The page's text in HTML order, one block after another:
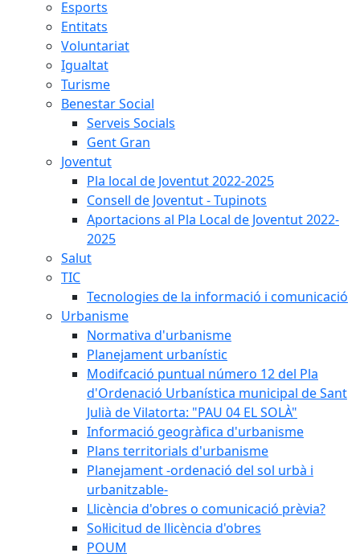
Esports
Entitats
Voluntariat
Igualtat
Turisme
Benestar Social
Serveis Socials
Gent Gran
Joventut
Pla local de Joventut 2022-2025
Consell de Joventut - Tupinots
Aportacions al Pla Local de Joventut 2022-
2025
Salut
TIC
Tecnologies de la informació i comunicació
Urbanisme
Normativa d'urbanisme
Planejament urbanístic
Modifcació puntual número 12 del Pla
d'Ordenació Urbanística municipal de Sant
Julià de Vilatorta: "PAU 04 EL SOLÀ"
Informació geogràfica d'urbanisme
Plans territorials d'urbanisme
Planejament -ordenació del sol urbà i
urbanitzable-
Llicència d'obres o comunicació prèvia?
Sol·licitud de llicència d'obres
POUM